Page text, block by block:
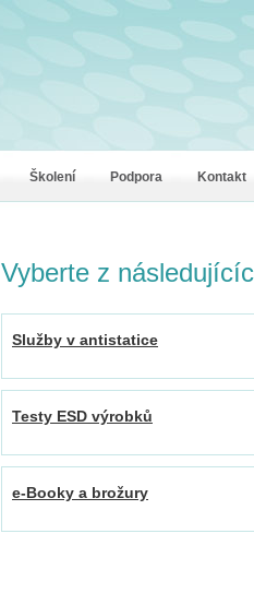
Vyberte z
Služby v antistatice
Testy ESD výrobků
e-Booky a brožury
Školení Podpora Kontakt